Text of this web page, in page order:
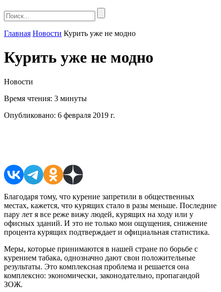
Главная Новости Курить уже не модно
Курить уже не модно
Новости
Время чтения: 3 минуты
Опубликовано: 6 февраля 2019 г.
Благодаря тому, что курение запретили в общественных
местах, кажется, что курящих стало в разы меньше. Последние
пару лет я все реже вижу людей, курящих на ходу или у
офисных зданий. И это не только мои ощущения, снижение
процента курящих подтверждает и официальная статистика.
Меры, которые принимаются в нашей стране по борьбе с
курением табака, однозначно дают свои положительные
результаты. Это комплексная проблема и решается она
комплексно: экономически, законодательно, пропагандой
ЗОЖ.